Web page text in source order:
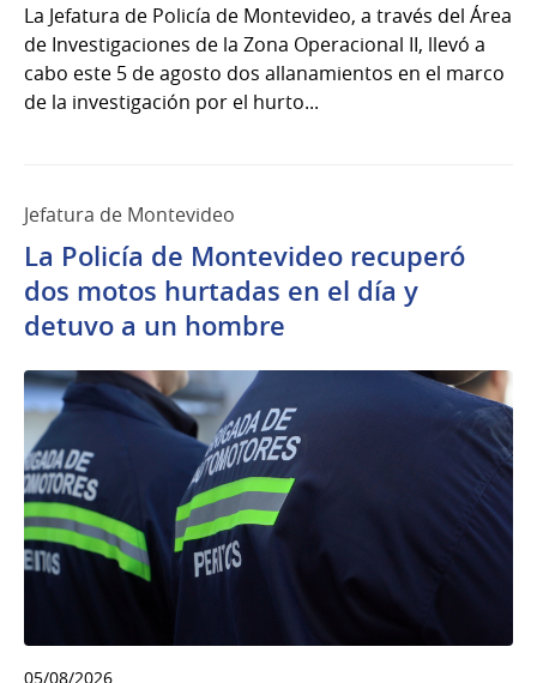
La Jefatura de Policía de Montevideo, a través del Área
de Investigaciones de la Zona Operacional II, llevó a
cabo este 5 de agosto dos allanamientos en el marco
de la investigación por el hurto...
Jefatura de Montevideo
La Policía de Montevideo recuperó
dos motos hurtadas en el día y
detuvo a un hombre
05/08/2026